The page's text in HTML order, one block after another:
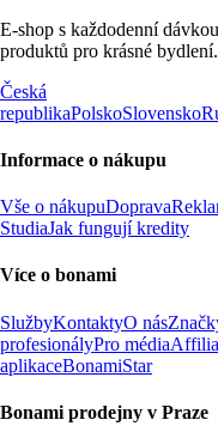
E-shop s každodenní
produktů pro krásné bydlení.
Česká
republikaPolskoSlovensko
Informace o nákupu
Vše o nákupuDoprava
StudiaJak fungují kredity
Více o bonami
SlužbyKontaktyO nás
profesionályPro média
aplikaceBonamiStar
Bonami prodejny v Praze